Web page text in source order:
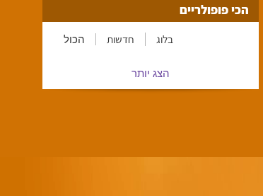
הכי פופולריים
הכול חדשות בלוג
הצג יותר